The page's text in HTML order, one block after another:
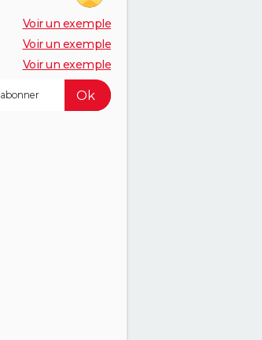
Voir un exemple
Voir un exemple
Voir un exemple